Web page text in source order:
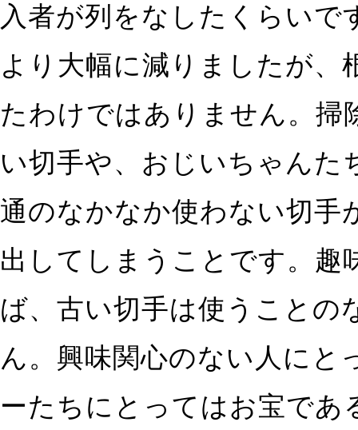
入者が列をなしたくらい
より大幅に減りましたが、
たわけではありません。掃
い切手や、おじいちゃんた
通のなかなか使わない切手
出してしまうことです。趣
ば、古い切手は使うことの
ん。興味関心のない人にと
ーたちにとってはお宝であ